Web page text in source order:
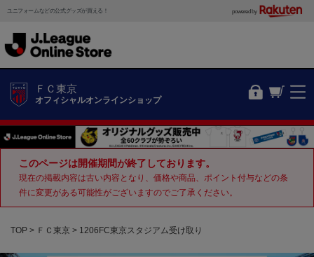
ユニフォームなどの公式グッズが買える！ powered by
ＦＣ東京
オフィシャルオンラインショップ
このページは開催期間が終了しております。
現在の掲載内容は古い内容となり、価格や商品、ポイント付与などの条
件に変更がある可能性がございますのでご了承ください。
TOP ＦＣ東京 1206FC東京スタジアム受け取り